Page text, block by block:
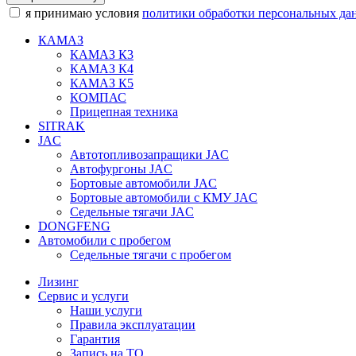
я принимаю условия политики обработки персональных
КАМАЗ
КАМАЗ К3
КАМАЗ К4
КАМАЗ К5
КОМПАС
Прицепная техника
SITRAK
JAC
Автотопливозапращики JAC
Автофургоны JAC
Бортовые автомобили JAC
Бортовые автомобили с КМУ JAC
Седельные тягачи JAC
DONGFENG
Автомобили с пробегом
Седельные тягачи с пробегом
Лизинг
Сервис и услуги
Наши услуги
Правила эксплуатации
Гарантия
Запись на ТО